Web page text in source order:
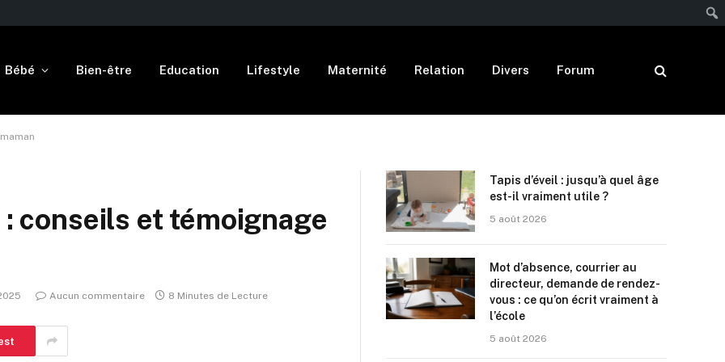
Bébé Bien-être Education Lifestyle Maternité Relation Divers Forum
conseils et témoignage
Aucun commentaire 8 Minutes de Lecture
Tapis d’éveil : jusqu’à quel âge
est-il vraiment utile ?
5 août 2026
Mot d’absence, courrier au
directeur, demande de rendez-
vous : ce qu’on écrit vraiment à
l’école
5 août 2026